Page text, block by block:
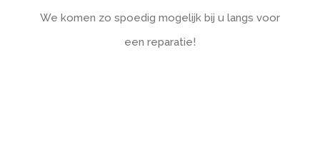
We komen zo spoedig mogelijk bij u langs voor
een reparatie!